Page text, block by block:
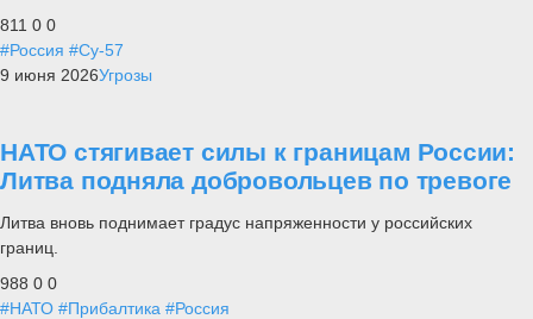
811 0 0
#Россия #Су-57
9 июня 2026Угрозы
НАТО стягивает силы к границам России:
Литва подняла добровольцев по тревоге
Литва вновь поднимает градус напряженности у российских
границ.
988 0 0
#НАТО #Прибалтика #Россия